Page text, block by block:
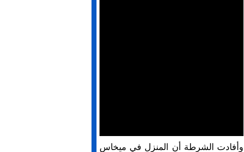
وأفادت الشرطة أن المنزل في ميخاس